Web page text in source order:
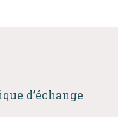
d’échange